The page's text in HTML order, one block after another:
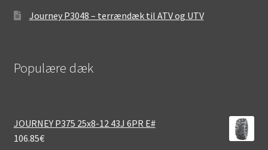
Journey P3048 – terrændæk til ATV og UTV
Populære dæk
JOURNEY P375 25x8-12 43J 6PR E#
106.85€